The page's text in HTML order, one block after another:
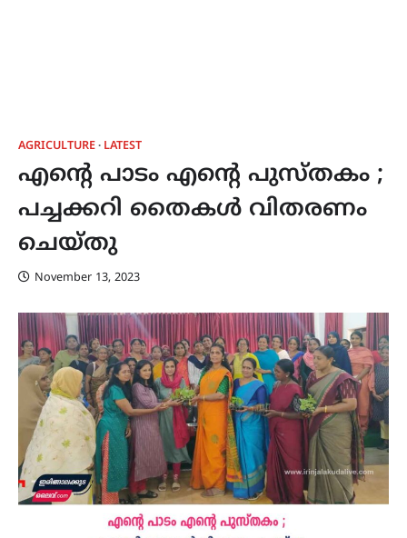
AGRICULTURE LATEST
എന്‍റെ പാടം എന്‍റെ പുസ്തകം ;
പച്ചക്കറി തൈകള്‍ വിതരണം
ചെയ്തു
November 13, 2023